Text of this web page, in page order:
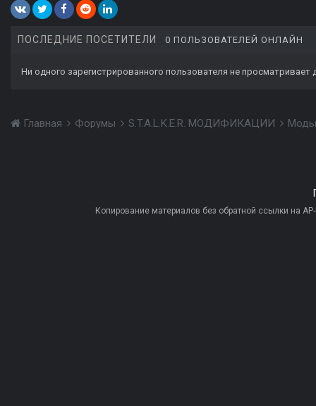
ПОСЛЕДНИЕ ПОСЕТИТЕЛИ 0 ПОЛЬЗОВАТЕЛЕЙ ОНЛАЙН
Ни одного зарегистрированного пользователя не просматривает
Главная Форумы S.T.A.L.K.E.R. МОДИФИКАЦИИ
Копирование материалов без обратной ссылки на